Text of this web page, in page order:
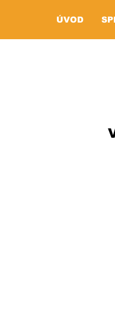
ÚVOD